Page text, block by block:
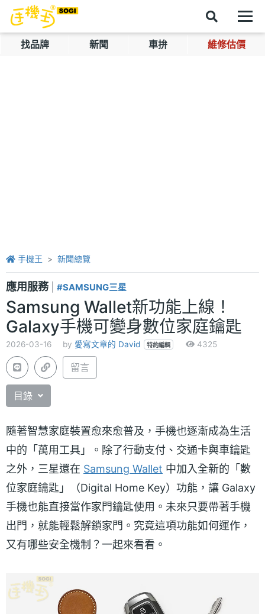
找品牌 新聞 車拚 維修估價
手機王 新聞總覽
應用服務 #SAMSUNG三星
Samsung Wallet新功能上線！
Galaxy手機可變身數位家庭鑰匙
2026-03-16 by 愛寫文章的 David 特約編輯 4325
留言
目錄
隨著智慧家庭裝置愈來愈普及，手機也逐漸成為生活
中的「萬用工具」。除了行動支付、交通卡與車鑰匙
之外，三星還在 Samsung Wallet 中加入全新的「數
位家庭鑰匙」（Digital Home Key）功能，讓 Galaxy
手機也能直接當作家門鑰匙使用。未來只要帶著手機
出門，就能輕鬆解鎖家門。究竟這項功能如何運作，
又有哪些安全機制？一起來看看。